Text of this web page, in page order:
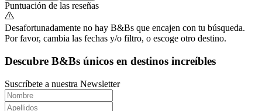
Puntuación de las reseñas
Desafortunadamente no hay B&Bs que encajen con tu búsqueda.
Por favor, cambia las fechas y/o filtro, o escoge otro destino.
Descubre B&Bs únicos en destinos increíbles
Suscríbete a nuestra Newsletter